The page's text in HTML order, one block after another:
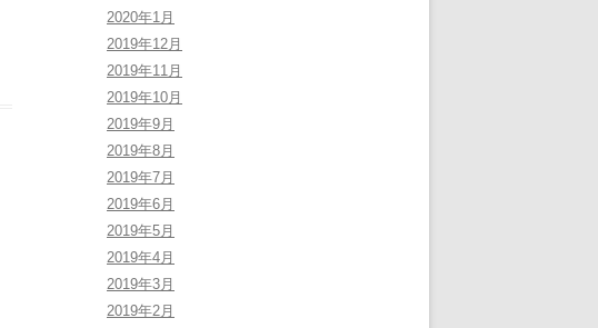
2020年1月
2019年12月
2019年11月
2019年10月
2019年9月
2019年8月
2019年7月
2019年6月
2019年5月
2019年4月
2019年3月
2019年2月